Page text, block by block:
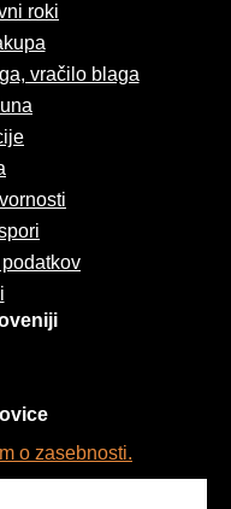
roki
vračilo blaga
o zasebnosti.